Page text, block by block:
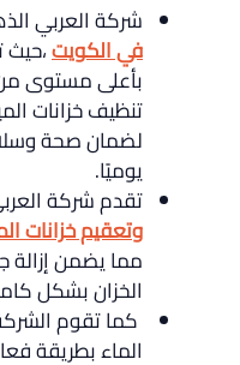
شركة العربي
في الكويت
بأعلى مستوى من
تنظيف خزانات
لضمان صحة
يوميًا.
تقدم شركة
وتعقيم خزانات
مما يضمن إزالة
الخزان بشكل
كما تقوم
الماء بطريقة